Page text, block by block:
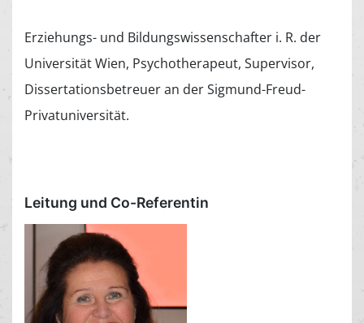
Erziehungs- und Bildungswissenschafter i. R. der
Universität Wien, Psychotherapeut, Supervisor,
Dissertationsbetreuer an der Sigmund-Freud-
Privatuniversität.
Leitung und Co-Referentin